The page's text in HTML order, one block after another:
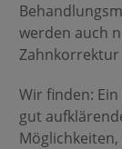
werden auch
Wir finden:
gut